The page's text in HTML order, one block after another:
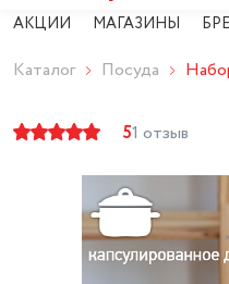
АКЦИИ МАГАЗИНЫ
Каталог Посуда
51 отзыв